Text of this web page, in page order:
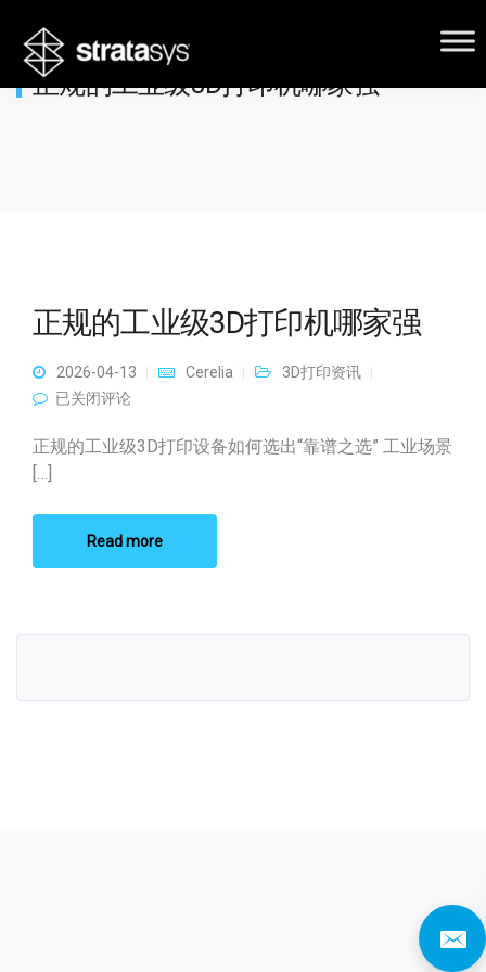
正规的工业级3D打印机哪家强
正规的工业级3D打印机哪家强
2026-04-13 Cerelia
3D打印资讯
正规的工业级3D打印机哪家强
已关闭评论
正规的工业级3D打印设备如何选出“靠谱之选” 工业场景
[…]
Read more